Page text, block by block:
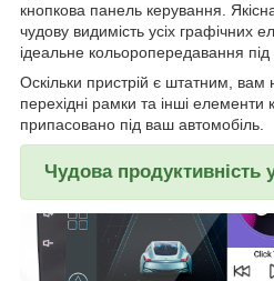
кнопкова панель керування.
чудову видимість усіх графічних
ідеальне кольоропередавання під
Оскільки пристрій є штатним, вам
перехідні рамки та інші елементи
припасовано під ваш автомобіль.
Чудова продуктивність